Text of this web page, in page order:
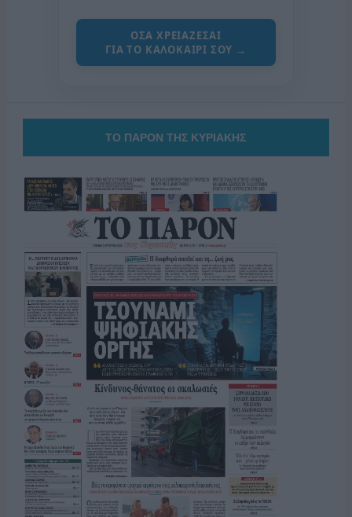
ΟΣΑ ΧΡΕΙΑΖΕΣΑΙ
ΓΙΑ ΤΟ ΚΑΛΟΚΑΙΡΙ ΣΟΥ →
ΤΟ ΠΑΡΟΝ ΤΗΣ ΚΥΡΙΑΚΗΣ